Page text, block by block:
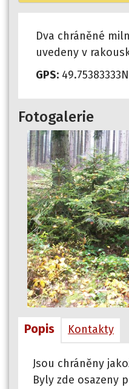
Dva chráněné
uvedeny v
GPS:
Fotogalerie
Previous
Popis Kontakty
Jsou chráněny
Byly zde osazeny